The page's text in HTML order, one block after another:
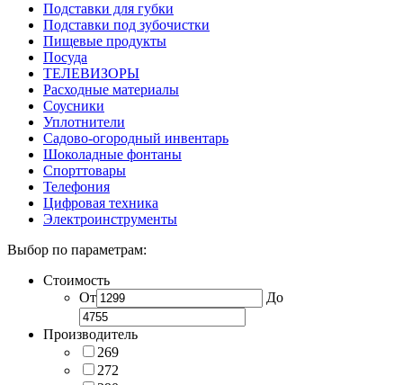
Подставки для губки
Подставки под зубочистки
Пищевые продукты
Посуда
ТЕЛЕВИЗОРЫ
Расходные материалы
Соусники
Уплотнители
Садово-огородный инвентарь
Шоколадные фонтаны
Спорттовары
Телефония
Цифровая техника
Электроинструменты
Выбор по параметрам:
Стоимость
От
До
Производитель
269
272